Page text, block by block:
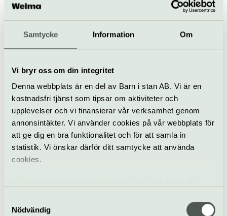
Samtycke Information Om
Vi bryr oss om din integritet
Denna webbplats är en del av Barn i stan AB. Vi är en
kostnadsfri tjänst som tipsar om aktiviteter och
upplevelser och vi finansierar vår verksamhet genom
annonsintäkter. Vi använder cookies på vår webbplats för
att ge dig en bra funktionalitet och för att samla in
statistik. Vi önskar därför ditt samtycke att använda
cookies.
samt tillhandahålla funktioner för sociala medier. Vi
Nödvändig
Konsert Världsmusik
Samba Touré spelar Ali
Farka Touré
18 september
Fasching
Nik West
19 september
Macedo – Ultramarina